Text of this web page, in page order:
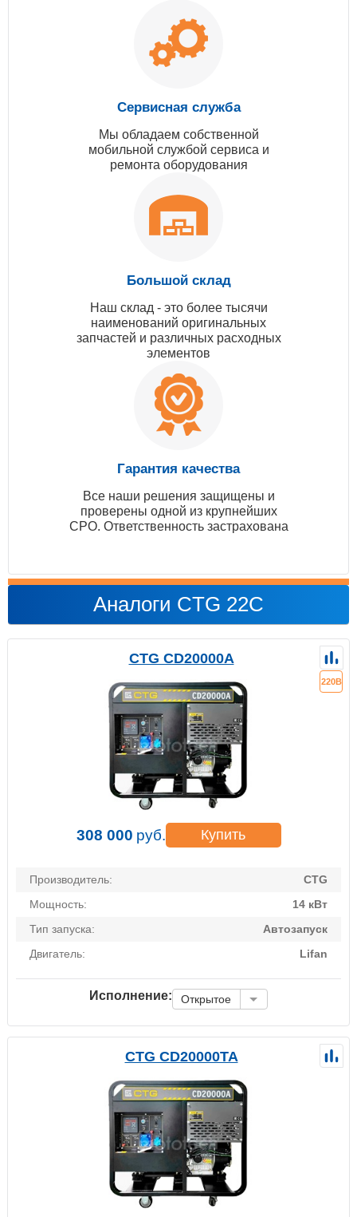
Сервисная служба
Мы обладаем собственной
мобильной службой сервиса и
ремонта оборудования
Большой склад
Наш склад - это более тысячи
наименований оригинальных
запчастей и различных расходных
элементов
Гарантия качества
Все наши решения защищены и
проверены одной из крупнейших
СРО. Ответственность застрахована
Аналоги CTG 22C
CTG CD20000A
220В
308 000 руб. Купить
Производитель:
CTG
Мощность:
14 кВт
Тип запуска:
Автозапуск
Двигатель:
Lifan
Исполнение: Открытое
CTG CD20000TA